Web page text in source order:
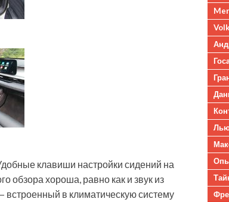
клавиши настройки сидений на
обзора хороша, равно как и звук из
в климатическую систему